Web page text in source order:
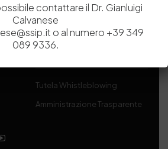
Politecnico del Cuoio
Tutela Whistleblowing
Amministrazione Trasparente
contattare il Dr. Gianluigi
Calvanese
o al numero +39 349
089 9336.